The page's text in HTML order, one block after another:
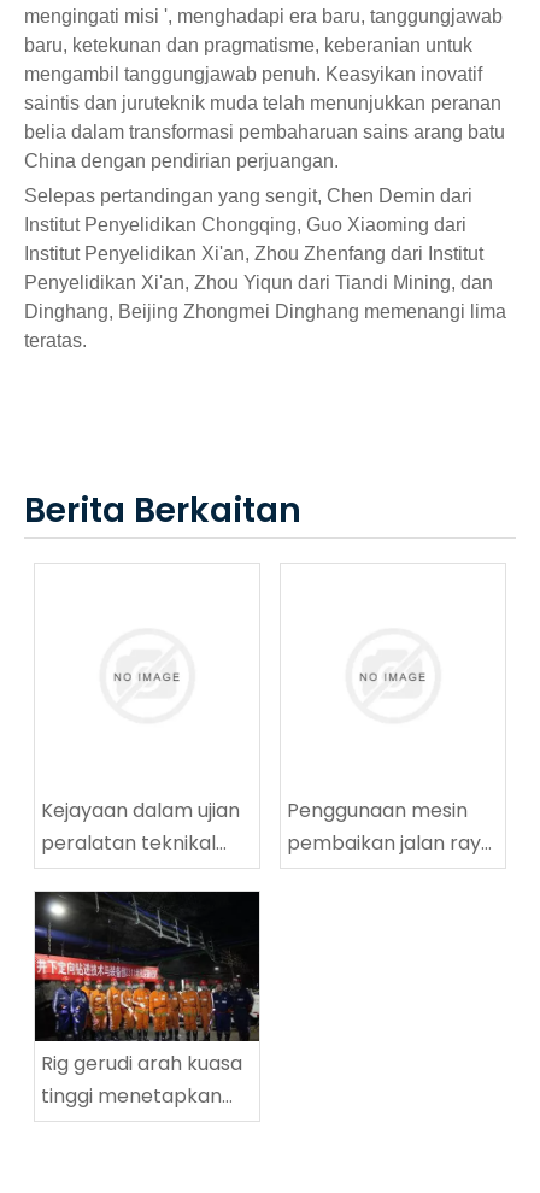
mengingati misi ', menghadapi era baru, tanggungjawab
baru, ketekunan dan pragmatisme, keberanian untuk
mengambil tanggungjawab penuh. Keasyikan inovatif
saintis dan juruteknik muda telah menunjukkan peranan
belia dalam transformasi pembaharuan sains arang batu
China dengan pendirian perjuangan.
Selepas pertandingan yang sengit, Chen Demin dari
Institut Penyelidikan Chongqing, Guo Xiaoming dari
Institut Penyelidikan Xi'an, Zhou Zhenfang dari Institut
Penyelidikan Xi'an, Zhou Yiqun dari Tiandi Mining, dan
Dinghang, Beijing Zhongmei Dinghang memenangi lima
teratas.
Berita Berkaitan
Kejayaan dalam ujian
peralatan teknikal
penggerudian
lingkaran tinggi
ZDY2800LG
Penggunaan mesin
pembaikan jalan raya
yang berjaya di
Rig gerudi arah kuasa
tinggi menetapkan
rekod dunia baru